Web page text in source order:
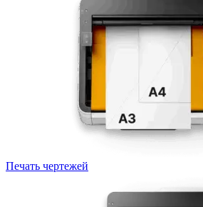
Печать чертежей